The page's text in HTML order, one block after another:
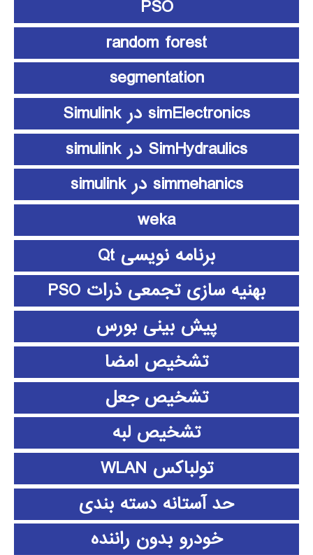
PSO
random forest
segmentation
simElectronics در Simulink
SimHydraulics در simulink
simmehanics در simulink
weka
برنامه نویسی Qt
بهنیه سازی تجمعی ذرات PSO
پیش بینی بورس
تشخیص امضا
تشخیص جعل
تشخیص لبه
تولباکس WLAN
حد آستانه دسته بندی
خودرو بدون راننده